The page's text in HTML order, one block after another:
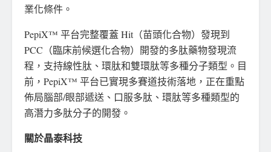
業化條件。
PepiX™ 平台完整覆蓋 Hit（苗頭化合物）發現到
PCC（臨床前候選化合物）開發的多肽藥物發現流
程，支持線性肽、環肽和雙環肽等多種分子類型。目
前，PepiX™ 平台已實現多賽道技術落地，正在重點
佈局腦部/眼部遞送、口服多肽、環肽等多種類型的
高潛力多肽分子的開發。
關於晶泰科技